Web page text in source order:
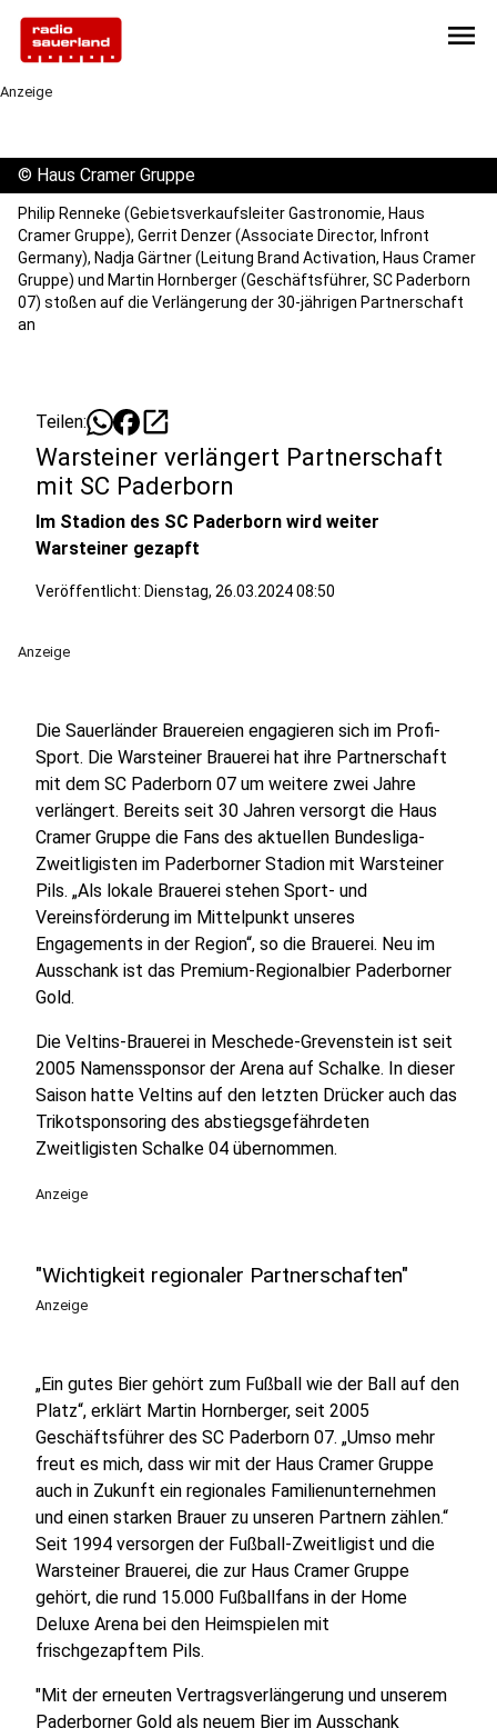
menu
Anzeige
© Haus Cramer Gruppe
Philip Renneke (Gebietsverkaufsleiter Gastronomie, Haus
Cramer Gruppe), Gerrit Denzer (Associate Director, Infront
Germany), Nadja Gärtner (Leitung Brand Activation, Haus Cramer
Gruppe) und Martin Hornberger (Geschäftsführer, SC Paderborn
07) stoßen auf die Verlängerung der 30-jährigen Partnerschaft
an
Teilen: open_in_new
Warsteiner verlängert Partnerschaft
mit SC Paderborn
Im Stadion des SC Paderborn wird weiter
Warsteiner gezapft
Veröffentlicht: Dienstag, 26.03.2024 08:50
Anzeige
Die Sauerländer Brauereien engagieren sich im Profi-
Sport. Die Warsteiner Brauerei hat ihre Partnerschaft
mit dem SC Paderborn 07 um weitere zwei Jahre
verlängert. Bereits seit 30 Jahren versorgt die Haus
Cramer Gruppe die Fans des aktuellen Bundesliga-
Zweitligisten im Paderborner Stadion mit Warsteiner
Pils. „Als lokale Brauerei stehen Sport- und
Vereinsförderung im Mittelpunkt unseres
Engagements in der Region“, so die Brauerei. Neu im
Ausschank ist das Premium-Regionalbier Paderborner
Gold.
Die Veltins-Brauerei in Meschede-Grevenstein ist seit
2005 Namenssponsor der Arena auf Schalke. In dieser
Saison hatte Veltins auf den letzten Drücker auch das
Trikotsponsoring des abstiegsgefährdeten
Zweitligisten Schalke 04 übernommen.
Anzeige
"Wichtigkeit regionaler Partnerschaften"
Anzeige
„Ein gutes Bier gehört zum Fußball wie der Ball auf den
Platz“, erklärt Martin Hornberger, seit 2005
Geschäftsführer des SC Paderborn 07. „Umso mehr
freut es mich, dass wir mit der Haus Cramer Gruppe
auch in Zukunft ein regionales Familienunternehmen
und einen starken Brauer zu unseren Partnern zählen.“
Seit 1994 versorgen der Fußball-Zweitligist und die
Warsteiner Brauerei, die zur Haus Cramer Gruppe
gehört, die rund 15.000 Fußballfans in der Home
Deluxe Arena bei den Heimspielen mit
frischgezapftem Pils.
"Mit der erneuten Vertragsverlängerung und unserem
Paderborner Gold als neuem Bier im Ausschank